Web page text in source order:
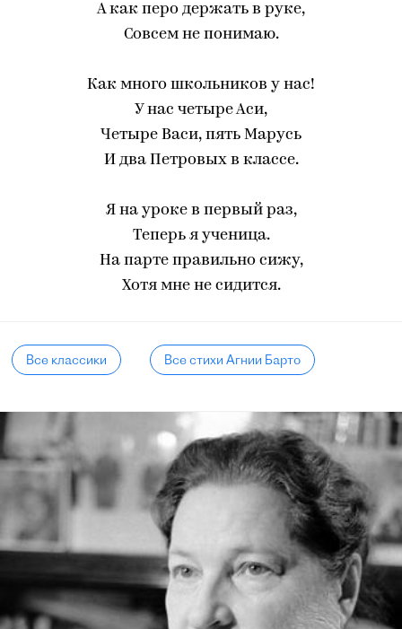
А как перо держать в руке,
Совсем не понимаю.
Как много школьников у нас!
У нас четыре Аси,
Четыре Васи, пять Марусь
И два Петровых в классе.
Я на уроке в первый раз,
Теперь я ученица.
На парте правильно сижу,
Хотя мне не сидится.
Все классики Все стихи Агнии Барто